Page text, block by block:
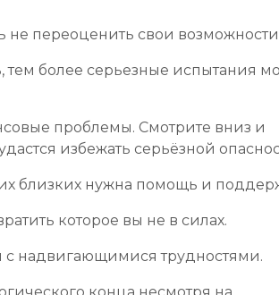
не переоценить свои
более серьезные испытания
проблемы. Смотрите вниз и
избежать серьёзной
близких нужна помощь и
которое вы не в силах.
с надвигающимися трудностями.